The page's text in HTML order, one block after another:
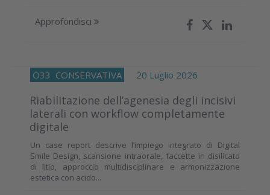
Approfondisci
O33 CONSERVATIVA 20 Luglio 2026
Riabilitazione dell’agenesia degli incisivi
laterali con workflow completamente
digitale
Un case report descrive l’impiego integrato di Digital
Smile Design, scansione intraorale, faccette in disilicato
di litio, approccio multidisciplinare e armonizzazione
estetica con acido...